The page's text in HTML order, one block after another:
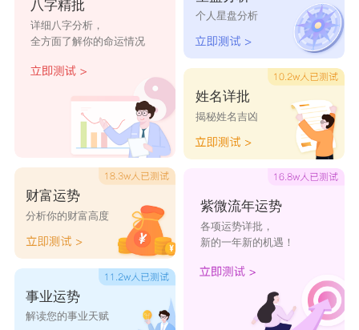
一起虽然有很多分歧和意见上的不同，但是两个人
静下心来好好沟通，多换位思考，交换彼此的想法
和意见，才是最重要的。
星座乐原创文章，转载需注明出处
八字精批
详细八字分析，
全方面了解你的命运情况
财富运势
分析你的财富高度
事业运势
解读您的事业天赋
个人星盘分析
姓名详批
揭秘姓名吉凶
紫微流年运势
各项运势详批，
新的一年新的机遇！